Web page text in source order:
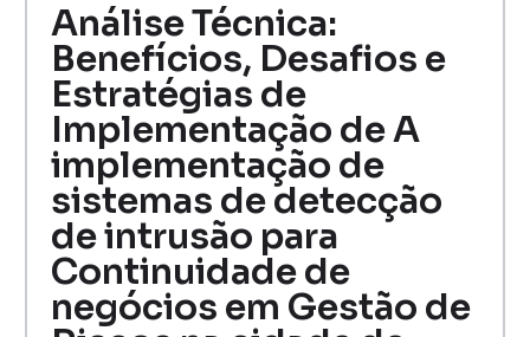
Análise Técnica:
Benefícios, Desafios e
Estratégias de
Implementação de A
implementação de
sistemas de detecção
de intrusão para
Continuidade de
negócios em Gestão de